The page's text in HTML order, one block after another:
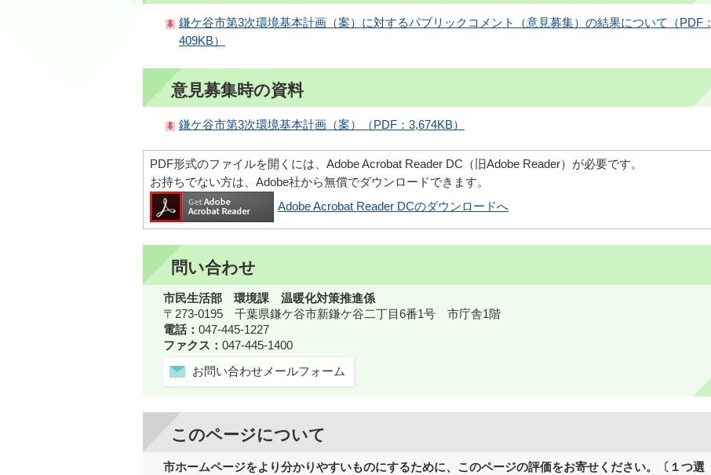
鎌ケ谷市第3次環境基本計画（案）に対するパブリックコメント（意見募集）の結果について（PDF：
409KB）
意見募集時の資料
鎌ケ谷市第3次環境基本計画（案）（PDF：3,674KB）
PDF形式のファイルを開くには、Adobe Acrobat Reader DC（旧Adobe Reader）が必要です。
お持ちでない方は、Adobe社から無償でダウンロードできます。
Adobe Acrobat Reader DCのダウンロードへ
問い合わせ
市民生活部 環境課 温暖化対策推進係
〒273-0195 千葉県鎌ケ谷市新鎌ケ谷二丁目6番1号 市庁舎1階
電話： 047-445-1227
ファクス： 047-445-1400
お問い合わせメールフォーム
このページについて
市ホームページをより分かりやすいものにするために、このページの評価をお寄せください。〔１つ選